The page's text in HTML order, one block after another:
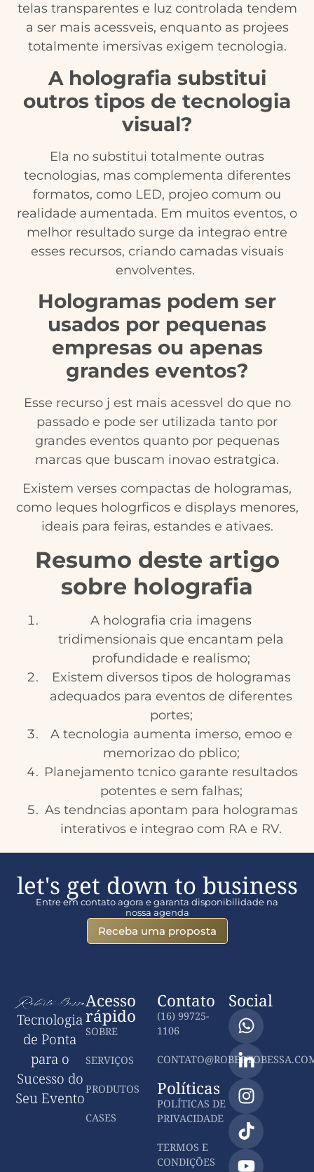
telas transparentes e luz controlada tendem
a ser mais acessveis, enquanto as projees
totalmente imersivas exigem tecnologia.
A holografia substitui
outros tipos de tecnologia
visual?
Ela no substitui totalmente outras
tecnologias, mas complementa diferentes
formatos, como LED, projeo comum ou
realidade aumentada. Em muitos eventos, o
melhor resultado surge da integrao entre
esses recursos, criando camadas visuais
envolventes.
Hologramas podem ser
usados por pequenas
empresas ou apenas
grandes eventos?
Esse recurso j est mais acessvel do que no
passado e pode ser utilizada tanto por
grandes eventos quanto por pequenas
marcas que buscam inovao estratgica.
Existem verses compactas de hologramas,
como leques hologrficos e displays menores,
ideais para feiras, estandes e ativaes.
Resumo deste artigo
sobre holografia
A holografia cria imagens
tridimensionais que encantam pela
profundidade e realismo;
Existem diversos tipos de hologramas
adequados para eventos de diferentes
portes;
A tecnologia aumenta imerso, emoo e
memorizao do pblico;
Planejamento tcnico garante resultados
potentes e sem falhas;
As tendncias apontam para hologramas
interativos e integrao com RA e RV.
let's get down to business
Entre em contato agora e garanta disponibilidade na
nossa agenda
Receba uma proposta
Tecnologia
de Ponta
para o
Sucesso do
Seu Evento
Acesso
rápido
SOBRE
SERVIÇOS
PRODUTOS
CASES
Contato
(16) 99725-
1106
Políticas
POLÍTICAS DE
PRIVACIDADE
TERMOS E
CONDIÇÕES
Social